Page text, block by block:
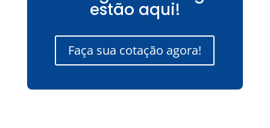
estão aqui!
Faça sua cotação agora!